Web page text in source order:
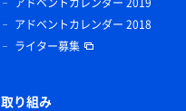
アドベントカレンダー 2018
ライター募集
取り組み